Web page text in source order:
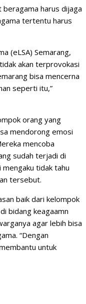
beragama harus dijaga
tertentu harus
(eLSA) Semarang,
akan terprovokasi
bisa mencerna
seperti itu,”
orang yang
mendorong emosi
mencoba
sudah terjadi di
tidak tahu
tersebut.
baik dari kelompok
bidang keagaamn
agar lebih bisa
“Dengan
untuk